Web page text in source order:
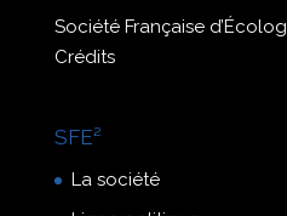
Société Française
Crédits
SFE²
La société